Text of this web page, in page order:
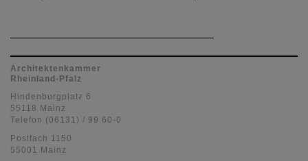
Architektenkammer
Rheinland-Pfalz
Hindenburgplatz 6
55118 Mainz
Telefon (06131) / 99 60-0
Postfach 1150
55001 Mainz